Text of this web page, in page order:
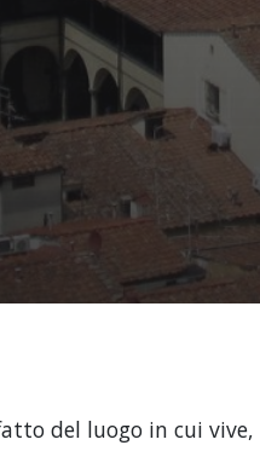
del luogo in cui